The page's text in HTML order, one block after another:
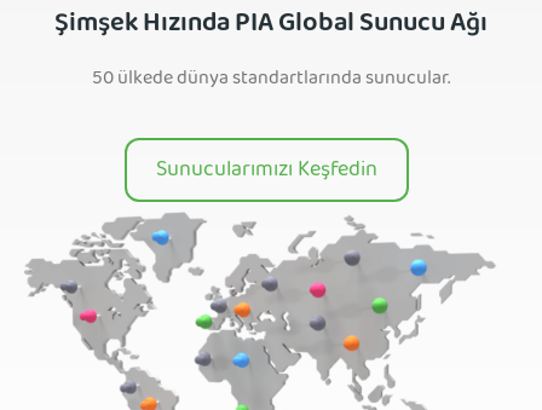
Şimşek Hızında PIA Global Sunucu Ağı
50 ülkede dünya standartlarında sunucular.
Sunucularımızı Keşfedin